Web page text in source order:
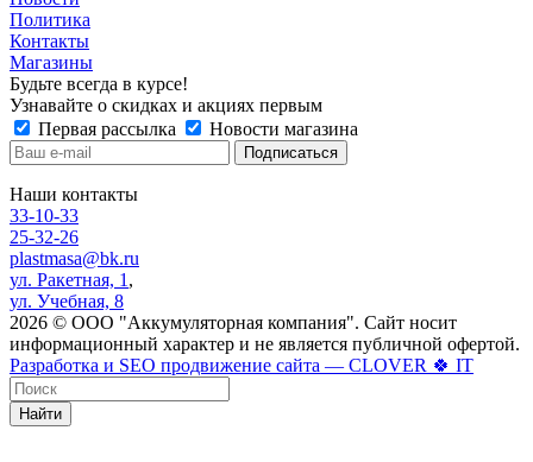
Политика
Контакты
Магазины
Будьте всегда в курсе!
Узнавайте о скидках и акциях первым
Первая рассылка
Новости магазина
Наши контакты
33-10-33
25-32-26
plastmasa@bk.ru
ул. Ракетная, 1 ,
ул. Учебная, 8
2026 © ООО "Аккумуляторная компания". Сайт носит
информационный характер и не является публичной офертой.
Разработка и SEO продвижение сайта — CLOVER 🍀 IT
Найти